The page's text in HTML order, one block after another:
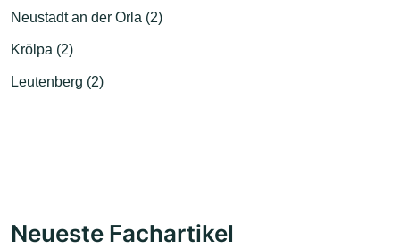
Neustadt an der Orla (2)
Krölpa (2)
Leutenberg (2)
Neueste Fachartikel